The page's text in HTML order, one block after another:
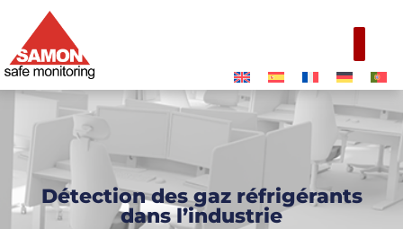
Détection des gaz réfrigérants
dans l’industrie